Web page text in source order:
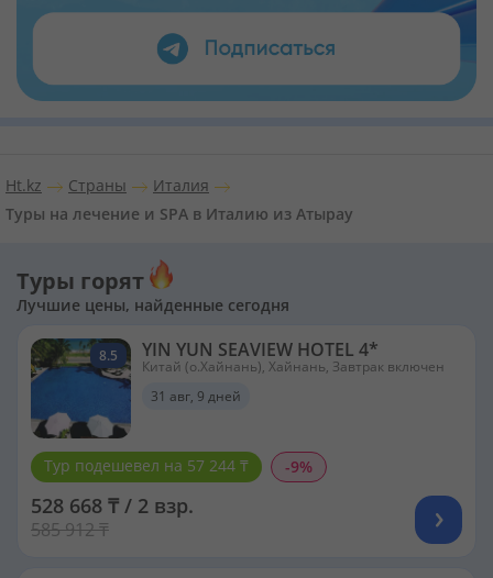
Ht.kz Страны
Италия
Туры на лечение и SPA в Италию из Атырау
Туры горят
Лучшие цены, найденные сегодня
8.5 YIN YUN SEAVIEW HOTEL 4*
Китай (о.Хайнань), Хайнань, Завтрак включен
31 авг, 9 дней
Тур подешевел на 57 244 ₸ -9%
528 668 ₸ / 2 взр.
585 912 ₸